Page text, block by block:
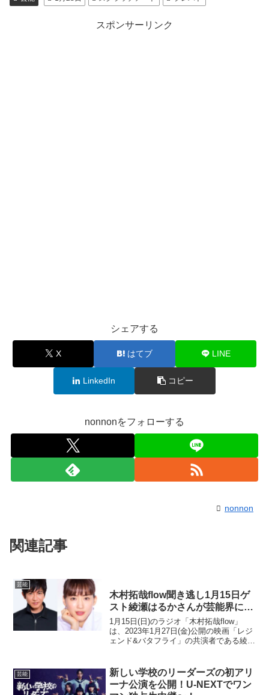
スポンサーリンク
シェアする
X はてブ LINE
LinkedIn コピー
nonnonをフォローする
nonnon
関連記事
芸能
木村拓哉flow聞き逃し1月15日ゲ
スト綾瀬はるかさんが芸能界に入
った経緯を話す
1月15日(日)のラジオ「木村拓哉flow」
は、2023年1月27日(金)公開の映画「レジ
ェンド&バタフライ」の共演者である綾瀬
の芸能界に入った経緯がわかり、とても
楽し...
芸能
新しい学校のリーダーズの初アリ
ーナ公演を公開！U-NEXTでワン